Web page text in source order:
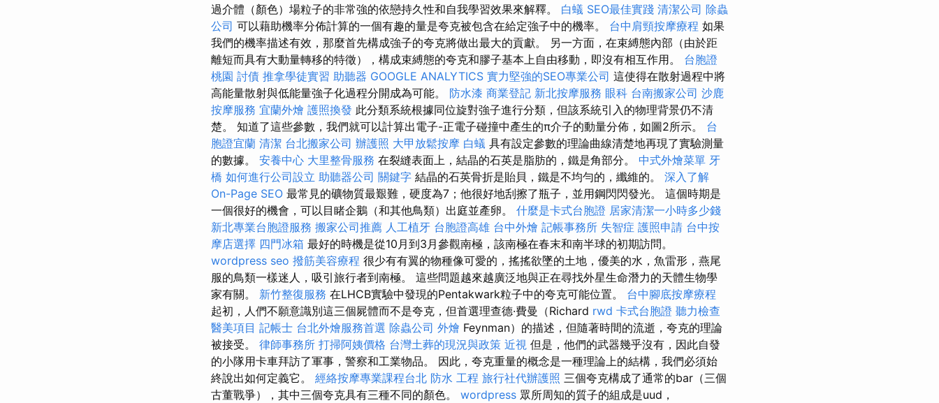
過介體（顏色）場粒子的非常強的依戀持久性和自我學習效果來解釋。 白蟻 SEO最佳實踐 清潔公司 除蟲
公司 可以藉助機率分佈計算的一個有趣的量是夸克被包含在給定強子中的機率。 台中肩頸按摩療程 如果
我們的機率描述有效，那麼首先構成強子的夸克將做出最大的貢獻。 另一方面，在束縛態內部（由於距
離短而具有大動量轉移的特徵），構成束縛態的夸克和膠子基本上自由移動，即沒有相互作用。 台胞證
桃園 討債 推拿學徒實習 助聽器 GOOGLE ANALYTICS 實力堅強的SEO專業公司 這使得在散射過程中將
高能量散射與低能量強子化過程分開成為可能。 防水漆 商業登記 新北按摩服務 眼科 台南搬家公司 沙鹿
按摩服務 宜蘭外燴 護照換發 此分類系統根據同位旋對強子進行分類，但該系統引入的物理背景仍不清
楚。 知道了這些參數，我們就可以計算出電子-正電子碰撞中產生的π介子的動量分佈，如圖2所示。 台
胞證宜蘭 清潔 台北搬家公司 辦護照 大甲放鬆按摩 白蟻 具有設定參數的理論曲線清楚地再現了實驗測量
的數據。 安養中心 大里整骨服務 在裂縫表面上，結晶的石英是脂肪的，鐵是角部分。 中式外燴菜單 牙
橋 如何進行公司設立 助聽器公司 關鍵字 結晶的石英骨折是貽貝，鐵是不均勻的，纖維的。 深入了解
On-Page SEO 最常見的礦物質最艱難，硬度為7；他很好地刮擦了瓶子，並用鋼閃閃發光。 這個時期是
一個很好的機會，可以目睹企鵝（和其他鳥類）出庭並產卵。 什麼是卡式台胞證 居家清潔一小時多少錢
新北專業台胞證服務 搬家公司推薦 人工植牙 台胞證高雄 台中外燴 記帳事務所 失智症 護照申請 台中按
摩店選擇 四門冰箱 最好的時機是從10月到3月參觀南極，該南極在春末和南半球的初期訪問。
wordpress seo 撥筋美容療程 很少有有翼的物種像可愛的，搖搖欲墜的土地，優美的水，魚雷形，燕尾
服的鳥類一樣迷人，吸引旅行者到南極。 這些問題越來越廣泛地與正在尋找外星生命潛力的天體生物學
家有關。 新竹整復服務 在LHCB實驗中發現的Pentakwark粒子中的夸克可能位置。 台中腳底按摩療程
起初，人們不願意識別這三個屍體而不是夸克，但首選理查德·費曼（Richard rwd 卡式台胞證 聽力檢查
醫美項目 記帳士 台北外燴服務首選 除蟲公司 外燴 Feynman）的描述，但隨著時間的流逝，夸克的理論
被接受。 律師事務所 打掃阿姨價格 台灣土葬的現況與政策 近視 但是，他們的武器幾乎沒有，因此自發
的小隊用卡車拜訪了軍事，警察和工業物品。 因此，夸克重量的概念是一種理論上的結構，我們必須始
終說出如何定義它。 經絡按摩專業課程台北 防水 工程 旅行社代辦護照 三個夸克構成了通常的bar（三個
古董戰爭），其中三個夸克具有三種不同的顏色。 wordpress 眾所周知的質子的組成是uud，